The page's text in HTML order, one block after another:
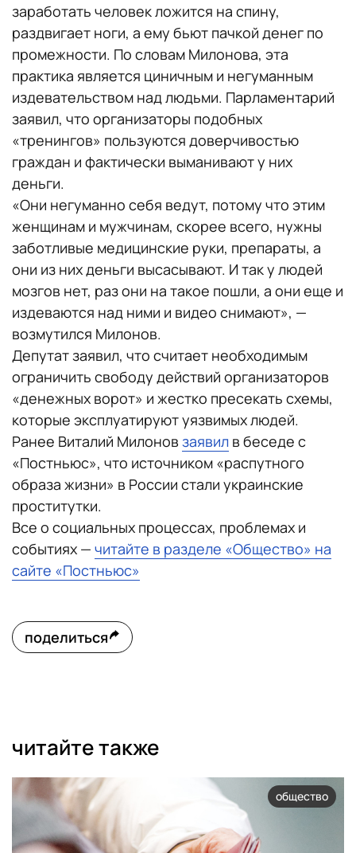
заработать человек ложится на спину,
раздвигает ноги, а ему бьют пачкой денег по
промежности. По словам Милонова, эта
практика является циничным и негуманным
издевательством над людьми. Парламентарий
заявил, что организаторы подобных
«тренингов» пользуются доверчивостью
граждан и фактически выманивают у них
деньги.
«Они негуманно себя ведут, потому что этим
женщинам и мужчинам, скорее всего, нужны
заботливые медицинские руки, препараты, а
они из них деньги высасывают. И так у людей
мозгов нет, раз они на такое пошли, а они еще и
издеваются над ними и видео снимают», —
возмутился Милонов.
Депутат заявил, что считает необходимым
ограничить свободу действий организаторов
«денежных ворот» и жестко пресекать схемы,
которые эксплуатируют уязвимых людей.
Ранее Виталий Милонов заявил в беседе с
«Постньюс», что источником «распутного
образа жизни» в России стали украинские
проститутки.
Все о социальных процессах, проблемах и
событиях — читайте в разделе «Общество» на
сайте «Постньюс»
поделиться
читайте также
общество